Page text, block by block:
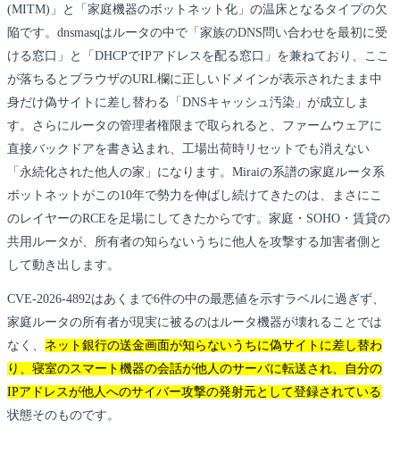
(MITM)」と「家庭機器のボットネット化」の温床となるタイプの欠
陥です。dnsmasqはルータの中で「家族のDNS問い合わせを最初に受
ける窓口」と「DHCPでIPアドレスを配る窓口」を兼ねており、ここ
が落ちるとブラウザのURL欄に正しいドメインが表示されたまま中
身だけ偽サイトに差し替わる「DNSキャッシュ汚染」が成立しま
す。さらにルータの管理者権限まで取られると、ファームウェアに
直接バックドアを書き込まれ、工場出荷時リセットでも消えない
「永続化された他人の家」になります。Miraiの系譜の家庭ルータ系
ボットネットがこの10年で勢力を伸ばし続けてきたのは、まさにこ
のレイヤーのRCEを足場にしてきたからです。家庭・SOHO・賃貸の
共用ルータが、所有者の知らないうちに他人を攻撃する加害者側と
して動き出します。
CVE-2026-4892はあくまで6件の中の最悪値を示すラベルに過ぎず、
家庭ルータの所有者が現実に被るのはルータ機器が壊れることでは
なく、 ネット銀行の送金画面が知らないうちに偽サイトに差し替わ
り、寝室のスマート機器の会話が他人のサーバに転送され、自分の
IPアドレスが他人へのサイバー攻撃の発射元として登録されている
状態そのものです。